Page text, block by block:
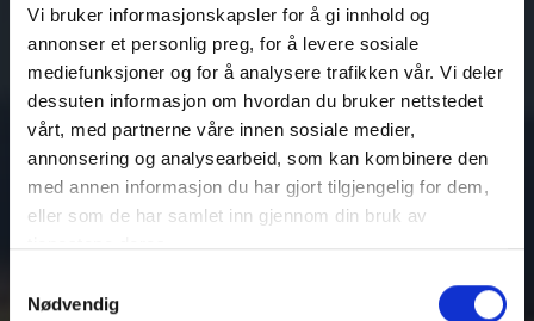
Vi bruker informasjonskapsler for å gi innhold og
annonser et personlig preg, for å levere sosiale
mediefunksjoner og for å analysere trafikken vår. Vi deler
dessuten informasjon om hvordan du bruker nettstedet
vårt, med partnerne våre innen sosiale medier,
annonsering og analysearbeid, som kan kombinere den
med annen informasjon du har gjort tilgjengelig for dem,
eller som de har samlet inn gjennom din bruk av
tjenestene deres.
Nødvendig